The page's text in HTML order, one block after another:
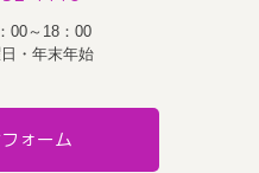
00～18：00
日・年末年始
ォーム